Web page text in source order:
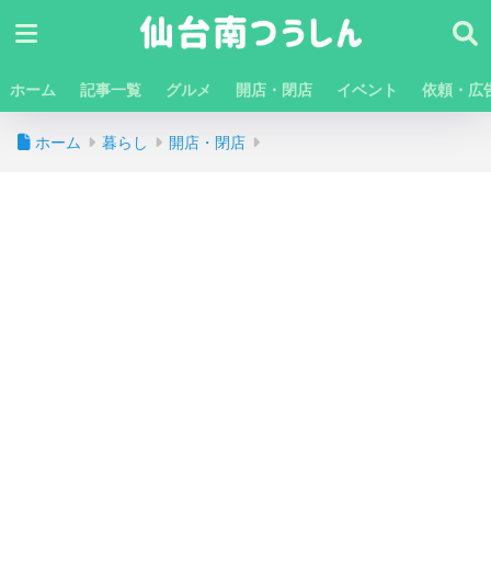
ホーム 記事一覧 グルメ 開店・閉店 イベント 依頼・広
ホーム 暮らし 開店・閉店